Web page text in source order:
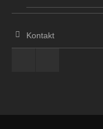
Kontakt